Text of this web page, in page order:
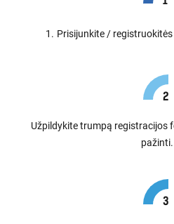
Prisijunkite /
Užpildykite trumpą registracijos
pažinti.